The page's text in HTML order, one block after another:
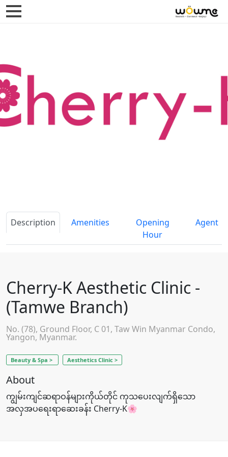
Description Amenities
Opening
Hour
Agent
Cherry-K Aesthetic Clinic -
(Tamwe Branch)
No. (78), Ground Floor, C 01, Taw Win Myanmar Condo,
Yangon, Myanmar.
Beauty & Spa > Aesthetics Clinic >
About
ကျွမ်းကျင်ဆရာဝန်များကိုယ်တိုင် ကုသပေးလျက်ရှိသော
အလှအပရေးရာဆေးခန်း Cherry-K🌸